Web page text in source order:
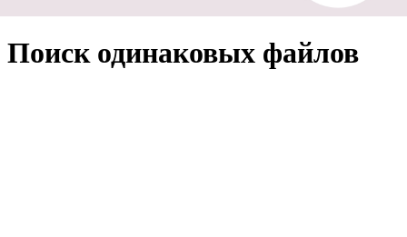
Поиск одинаковых файлов